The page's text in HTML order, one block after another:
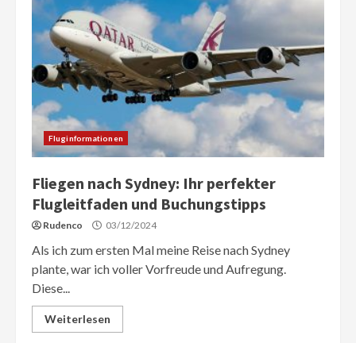
Fluginformationen
Fliegen nach Sydney: Ihr perfekter
Flugleitfaden und Buchungstipps
Rudenco 03/12/2024
Als ich zum ersten Mal meine Reise nach Sydney
plante, war ich voller Vorfreude und Aufregung.
Diese...
Weiterlesen